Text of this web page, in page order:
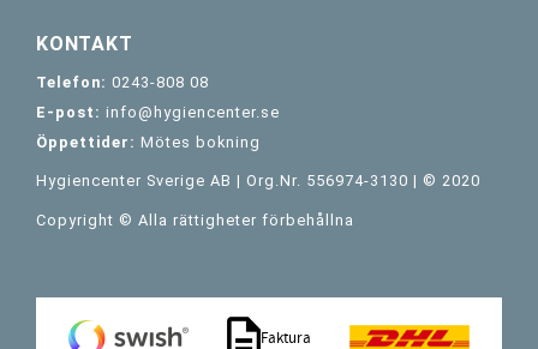
KONTAKT
Telefon: 0243-808 08
E-post: info@hygiencenter.se
Öppettider: Mötes bokning
Hygiencenter Sverige AB | Org.Nr. 556974-3130 | © 2020
Copyright © Alla rättigheter förbehållna
Faktura